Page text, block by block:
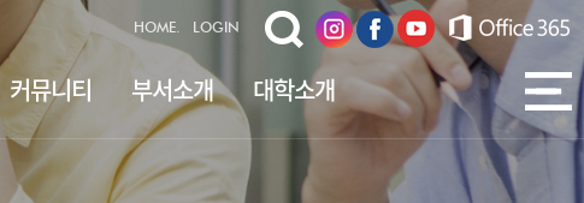
HOME. LOGIN
커뮤니티 부서소개 대학소개